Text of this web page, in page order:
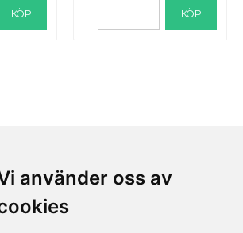
använder oss av
KÖP KÖP
24 Malmö